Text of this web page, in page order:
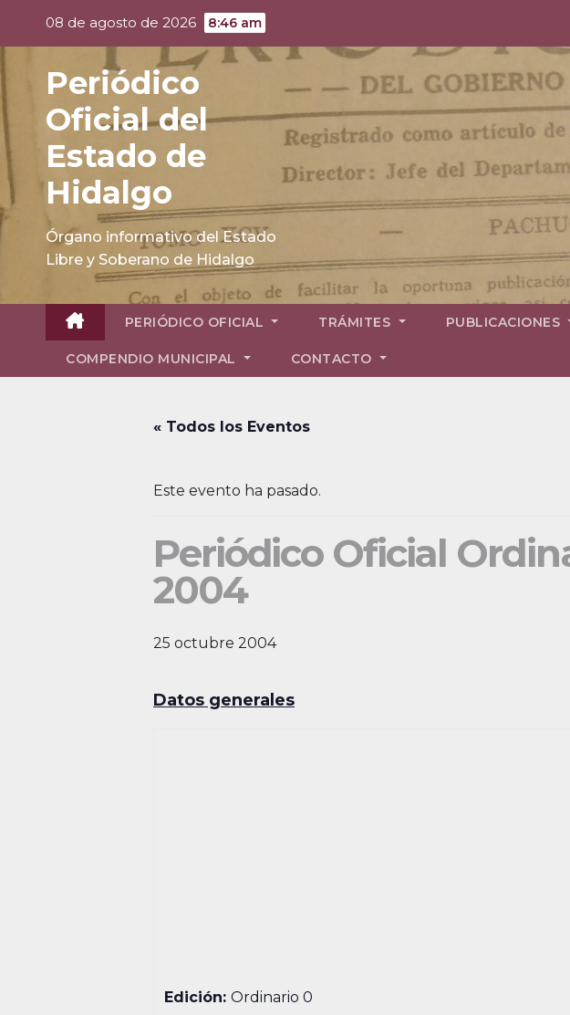
08 de agosto de 2026 8:46 am
Periódico
Oficial del
Estado de
Hidalgo
Órgano informativo del Estado
Libre y Soberano de Hidalgo
PERIÓDICO OFICIAL TRÁMITES PUBLICACIONES
COMPENDIO MUNICIPAL CONTACTO
« Todos los Eventos
Este evento ha pasado.
Periódico Oficial
2004
25 octubre 2004
Datos generales
Edición:Ordinario 0